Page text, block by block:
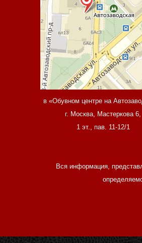
в «Обувном центре на
г. Москва, Мастеркова 6,
1 эт., пав. 11-12/1
Вся информация,